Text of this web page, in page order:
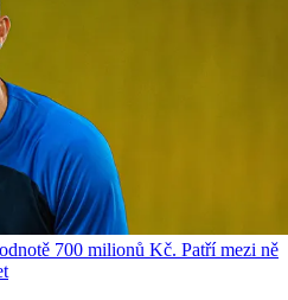
700 milionů Kč. Patří mezi ně